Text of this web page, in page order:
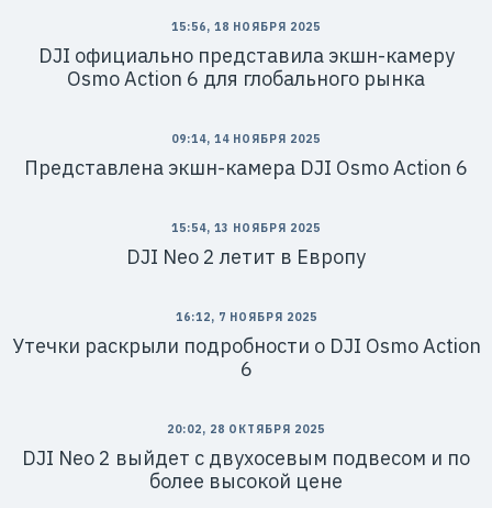
15:56, 18 НОЯБРЯ 2025
DJI официально представила экшн-камеру
Osmo Action 6 для глобального рынка
09:14, 14 НОЯБРЯ 2025
Представлена экшн-камера DJI Osmo Action 6
15:54, 13 НОЯБРЯ 2025
DJI Neo 2 летит в Европу
16:12, 7 НОЯБРЯ 2025
Утечки раскрыли подробности о DJI Osmo Action
6
20:02, 28 ОКТЯБРЯ 2025
DJI Neo 2 выйдет с двухосевым подвесом и по
более высокой цене